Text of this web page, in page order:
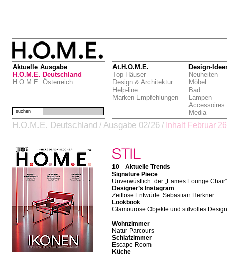
Aktuelle Ausgabe
H.O.M.E. Deutschland
H.O.M.E. Österreich
At.H.O.M.E.
Top Häuser
Design & Architektur
Help-line
Marken-Empfehlungen
Design-
Neuheiten
Möbel
Bad
Lampen
Accessoires
Media
suchen
H.O.M.E. Deutschland / Ausgabe 02/26 / Inhalt Februar 26
10 Aktuelle Trends
Signature Piece
Unverwüstlich: der „Eames Lounge
Designer’s Instagram
Zeitlose Entwürfe: Sebastian Herkner
Lookbook
Glamouröse Objekte und stilvolles Design
Wohnzimmer
Natur-Parcours
Schlafzimmer
Escape-Room
Küche